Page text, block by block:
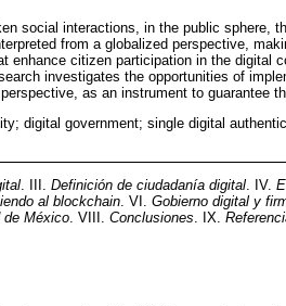
social interactions, in the public sphere,
from a globalized perspective,
enhance citizen participation in the digital
investigates the opportunities of
as an instrument to guarantee
digital government; single digital
Definición de ciudadanía digital . IV.
al blockchain . VI. Gobierno digital y
de México . VIII. Conclusiones . IX.